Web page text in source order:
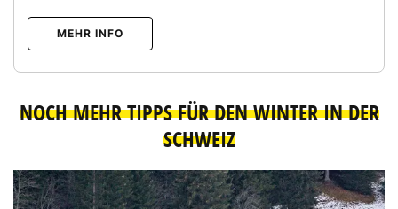
MEHR INFO
NOCH MEHR TIPPS FÜR DEN WINTER IN DER
SCHWEIZ